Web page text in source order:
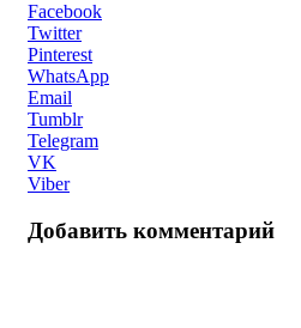
Facebook
Twitter
Pinterest
WhatsApp
Email
Tumblr
Telegram
VK
Viber
Добавить комментарий